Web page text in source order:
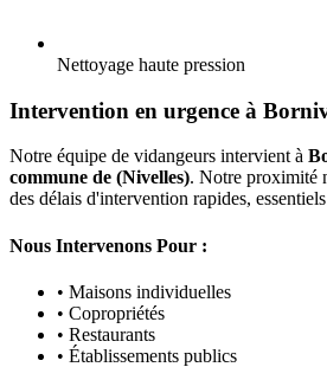
Nettoyage haute pression
Intervention en urgence à
Notre équipe de vidangeurs intervient à
commune de (Nivelles). Notre proximité
des délais d'intervention rapides,
Nous Intervenons Pour :
• Maisons individuelles
• Copropriétés
• Restaurants
• Établissements publics